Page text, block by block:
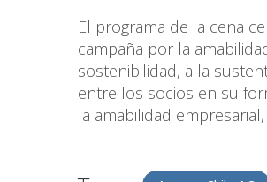
El programa de la cena
campaña por la
sostenibilidad, a la
entre los socios en su
la amabilidad